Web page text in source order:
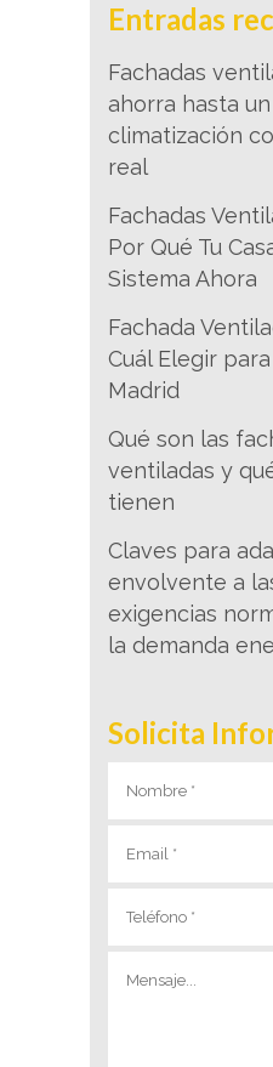
Entradas
Fachadas
ahorra hasta un
climatización
real
Fachadas
Por Qué Tu
Sistema Ahora
Fachada
Cuál Elegir
Madrid
Qué son las
ventiladas y
tienen
Claves para
envolvente a
exigencias
la demanda
Solicita